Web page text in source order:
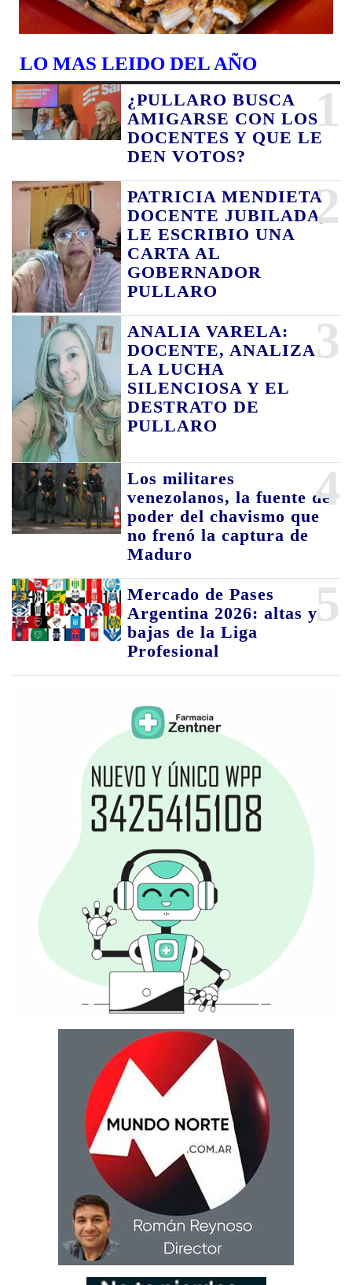
LO MAS LEIDO DEL AÑO
1
¿PULLARO BUSCA
AMIGARSE CON LOS
DOCENTES Y QUE LE
DEN VOTOS?
2
PATRICIA MENDIETA
DOCENTE JUBILADA,
LE ESCRIBIO UNA
CARTA AL
GOBERNADOR
PULLARO
3
ANALIA VARELA:
DOCENTE, ANALIZA
LA LUCHA
SILENCIOSA Y EL
DESTRATO DE
PULLARO
4
Los militares
venezolanos, la fuente de
poder del chavismo que
no frenó la captura de
Maduro
5
Mercado de Pases
Argentina 2026: altas y
bajas de la Liga
Profesional